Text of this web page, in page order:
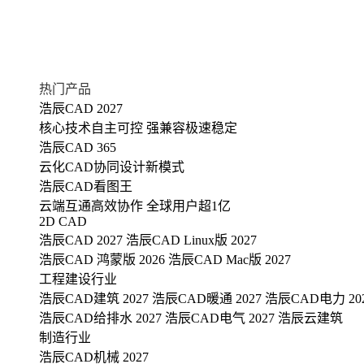
热门产品
浩辰CAD 2027
核心技术自主可控 强兼容极速稳定
浩辰CAD 365
云化CAD协同设计新模式
浩辰CAD看图王
云端互通高效协作 全球用户超1亿
2D CAD
浩辰CAD 2027 浩辰CAD Linux版 2027
浩辰CAD 鸿蒙版 2026 浩辰CAD Mac版 2027
工程建设行业
浩辰CAD建筑 2027 浩辰CAD暖通 2027 浩辰CAD电力
浩辰CAD给排水 2027 浩辰CAD电气 2027 浩辰云建筑
制造行业
浩辰CAD机械 2027